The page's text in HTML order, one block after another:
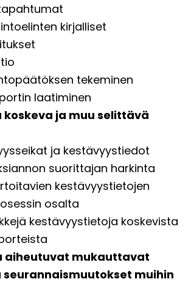
kirjalliset
tekeminen
laatiminen
koskeva ja muu selittävä
ja kestävyystiedot
suorittajan harkinta
kestävyystietojen
osalta
kestävyystietoja koskevista
aiheutuvat mukauttavat
muihin